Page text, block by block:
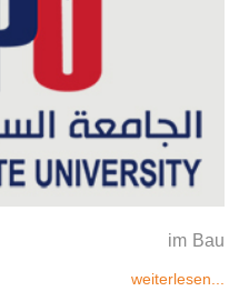
im Bau
weiterlesen...